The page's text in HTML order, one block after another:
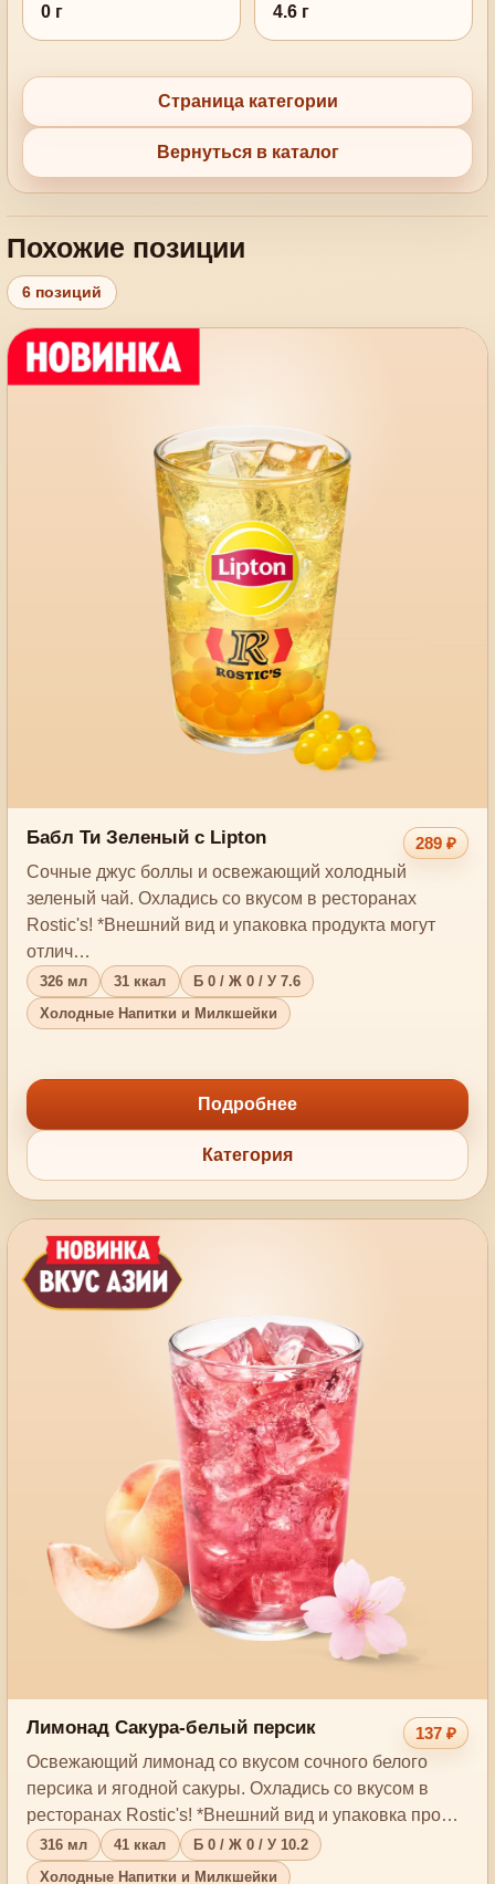
0 г 4.6 г
Страница категории
Вернуться в каталог
Похожие позиции
6 позиций
Бабл Ти Зеленый с Lipton
289 ₽
Сочные джус боллы и освежающий холодный
зеленый чай. Охладись со вкусом в ресторанах
Rostic's! *Внешний вид и упаковка продукта могут
отлич…
326 мл 31 ккал
Б 0 / Ж 0 / У 7.6
Холодные Напитки и Милкшейки
Подробнее
Категория
Лимонад Сакура-белый персик
137 ₽
Освежающий лимонад со вкусом сочного белого
персика и ягодной сакуры. Охладись со вкусом в
ресторанах Rostic's! *Внешний вид и упаковка про…
316 мл 41 ккал
Б 0 / Ж 0 / У 10.2
Холодные Напитки и Милкшейки